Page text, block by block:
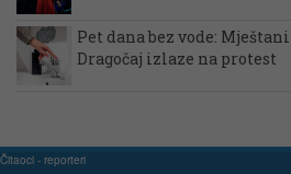
Pet dana bez vode:
Dragočaj izlaze na protest
Čitaoci - reporteri